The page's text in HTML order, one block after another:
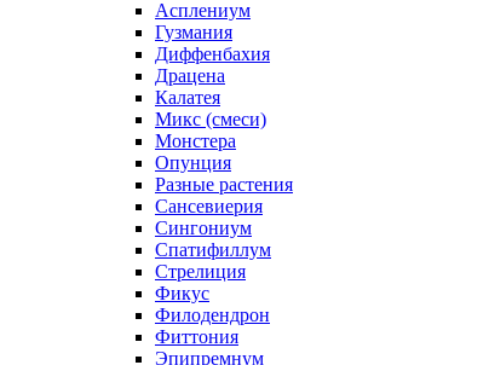
Асплениум
Гузмания
Диффенбахия
Драцена
Калатея
Микс (смеси)
Монстера
Опунция
Разные растения
Сансевиерия
Сингониум
Спатифиллум
Стрелиция
Фикус
Филодендрон
Фиттония
Эпипремнум